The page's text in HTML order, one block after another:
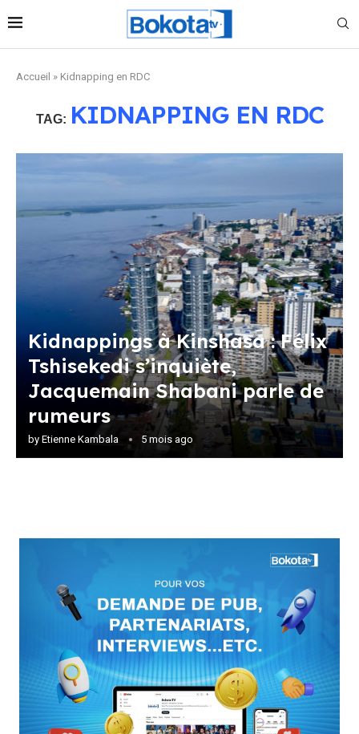
Accueil » Kidnapping en RDC
TAG: KIDNAPPING EN RDC
Kidnappings à Kinshasa : Félix
Tshisekedi s’inquiète,
Jacquemain Shabani parle de
rumeurs
by Etienne Kambala 5 mois ago